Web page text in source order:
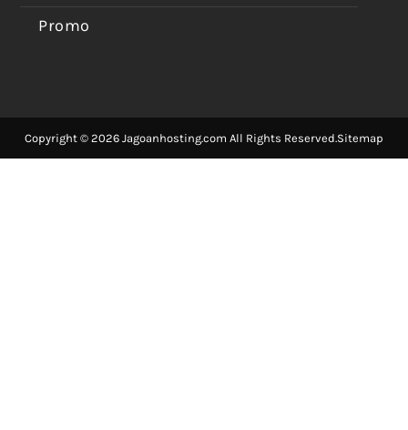
Promo
Copyright © 2026 Jagoanhosting.com All Rights Reserved.Sitemap